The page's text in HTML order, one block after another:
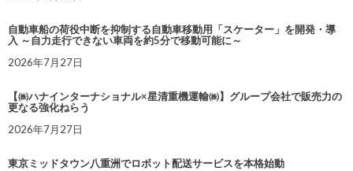
自動車船の荷役中断を抑制する自動車移動用「スケーター」を開発・導
入 ～自力走行できない車両を約5分で移動可能に～
2026年7月27日
【㈱ハナインターナショナル×星清重機運輸㈱】グループ会社で販売力の
更なる強化ねらう
2026年7月27日
東京ミッドタウン八重洲でロボット配送サービスを本格始動